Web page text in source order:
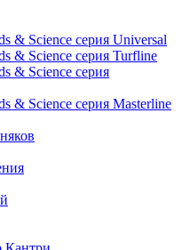
& Sciеnce серия Universal
& Sciеnce серия Turfline
& Sciеnce серия
& Sciеnce серия Masterline